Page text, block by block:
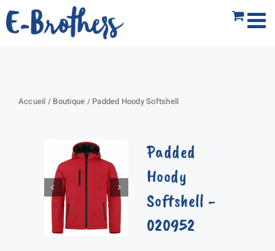
Passer
au
Accueil / Boutique / Padded Hoody Softshell
Padded
Hoody
Softshell -
020952